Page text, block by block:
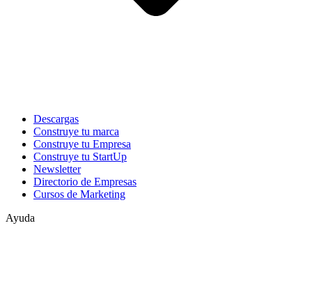
Descargas
Construye tu marca
Construye tu Empresa
Construye tu StartUp
Newsletter
Directorio de Empresas
Cursos de Marketing
Ayuda